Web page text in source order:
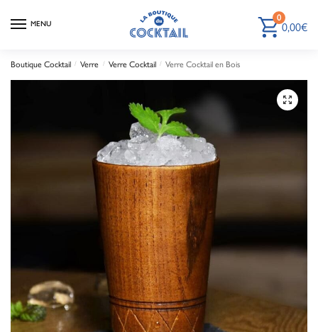
MENU
0
0,00€
Boutique Cocktail / Verre / Verre Cocktail / Verre Cocktail en Bois
🔍